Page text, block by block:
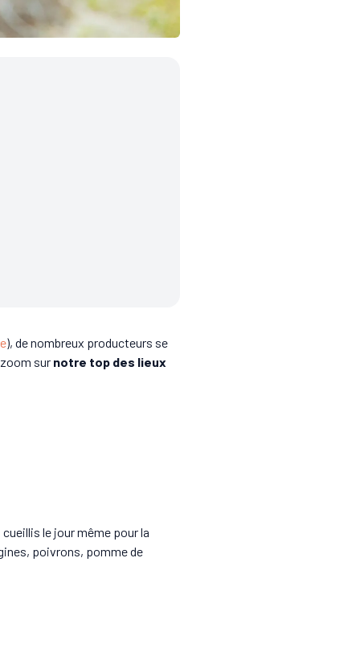
), de nombreux producteurs se
sur notre top des lieux
le jour même pour la
poivrons, pomme de